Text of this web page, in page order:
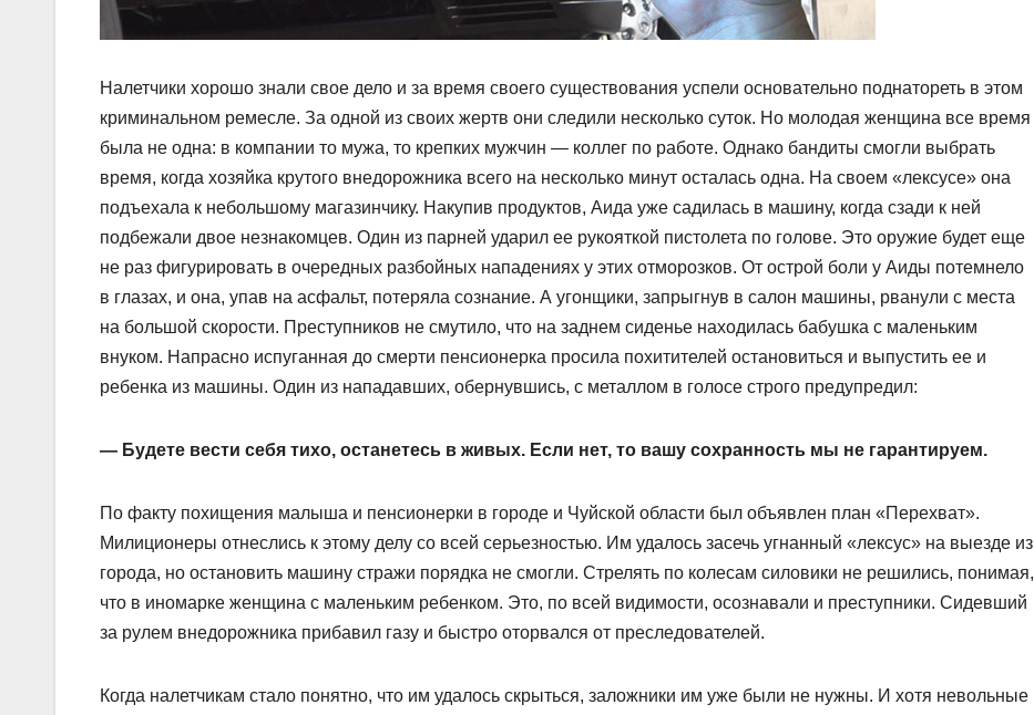
Налетчики хорошо знали свое дело и за время своего существования успели основательно поднатореть в этом
криминальном ремесле. За одной из своих жертв они следили несколько суток. Но молодая женщина все время
была не одна: в компании то мужа, то крепких мужчин — коллег по работе. Однако бандиты смогли выбрать
время, когда хозяйка крутого внедорожника всего на несколько минут осталась одна. На своем «лексусе» она
подъехала к небольшому магазинчику. Накупив продуктов, Аида уже садилась в машину, когда сзади к ней
подбежали двое незнакомцев. Один из парней ударил ее рукояткой пистолета по голове. Это оружие будет еще
не раз фигурировать в очередных разбойных нападениях у этих отморозков. От острой боли у Аиды потемнело
в глазах, и она, упав на асфальт, потеряла сознание. А угонщики, запрыгнув в салон машины, рванули с места
на большой скорости. Преступников не смутило, что на заднем сиденье находилась бабушка с маленьким
внуком. Напрасно испуганная до смерти пенсионерка просила похитителей остановиться и выпустить ее и
ребенка из машины. Один из нападавших, обернувшись, с металлом в голосе строго предупредил:
— Будете вести себя тихо, останетесь в живых. Если нет, то вашу сохранность мы не гарантируем.
По факту похищения малыша и пенсионерки в городе и Чуйской области был объявлен план «Перехват».
Милиционеры отнеслись к этому делу со всей серьезностью. Им удалось засечь угнанный «лексус» на выезде из
города, но остановить машину стражи порядка не смогли. Стрелять по колесам силовики не решились, понимая,
что в иномарке женщина с маленьким ребенком. Это, по всей видимости, осознавали и преступники. Сидевший
за рулем внедорожника прибавил газу и быстро оторвался от преследователей.
Когда налетчикам стало понятно, что им удалось скрыться, заложники им уже были не нужны. И хотя невольные